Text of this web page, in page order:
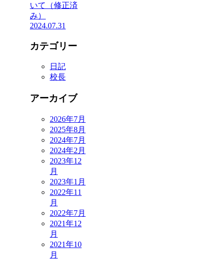
いて（修正済
み）
2024.07.31
カテゴリー
日記
校長
アーカイブ
2026年7月
2025年8月
2024年7月
2024年2月
2023年12
月
2023年1月
2022年11
月
2022年7月
2021年12
月
2021年10
月